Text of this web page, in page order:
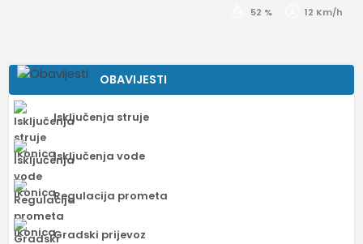
52 % 12 Km/h
OBAVIJESTI
Isključenja struje
Isključenja vode
Regulacija prometa
Gradski prijevoz